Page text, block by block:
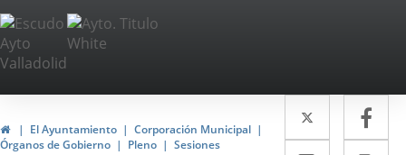
Saltar al contenido
Portal
Web
del
Ayuntamiento
InicioEl Ayuntamiento
Corporación Municipal
Órganos de Gobierno
Pleno
Sesiones
Twitter
Enlace
a
a